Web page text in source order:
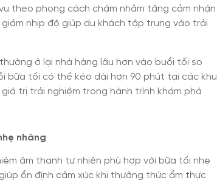
theo phong cách chậm nhằm tăng cảm nhận
nhịp độ giúp du khách tập trung vào trải
ở lại nhà hàng lâu hơn vào buổi tối so
bữa tối có thể kéo dài hơn 90 phút tại các khu
trị trải nghiệm trong hành trình khám phá
nhàng
âm thanh tự nhiên phù hợp với bữa tối nhẹ
ổn định cảm xúc khi thưởng thức ẩm thực